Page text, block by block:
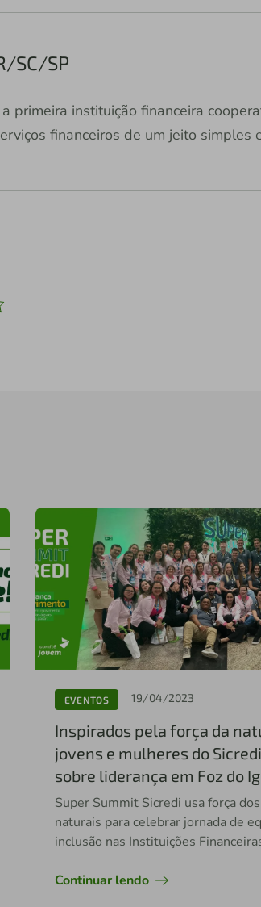
SC/SP
primeira instituição financeira
financeiros de um jeito simples
EVENTOS 19/04/2023
Inspirados pela força da
jovens e mulheres do
sobre liderança em Foz do
Super Summit Sicredi usa força
naturais para celebrar jornada de
inclusão nas Instituições
cerca de 15 países e lideranças do
Continuar lendo